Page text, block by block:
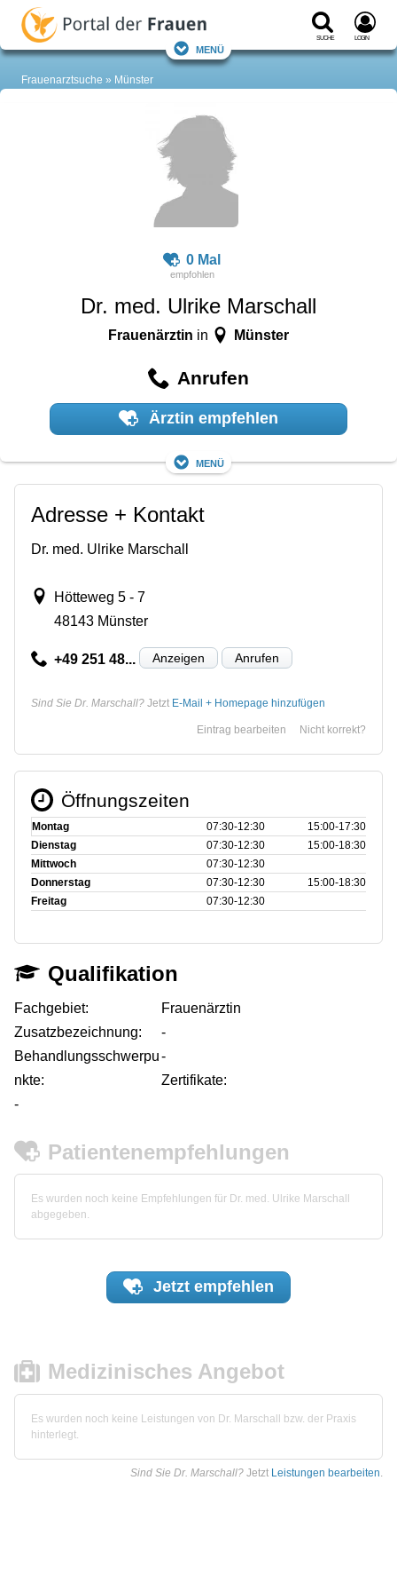
Suche Login
Menü
Frauenarztsuche Münster
0 Mal
Dr. med. Ulrike Marschall
Frauenärztin in Münster
Anrufen
Ärztin empfehlen
Menü
Adresse + Kontakt
Dr. med. Ulrike Marschall
Hötteweg 5 - 7
48143 Münster
+49 251 48... Anzeigen Anrufen
Sind Sie Dr. Marschall? Jetzt E-Mail + Homepage hinzufügen
Nicht korrekt?
Eintrag bearbeiten
Öffnungszeiten
Montag 07:30‑12:30
15:00‑17:30
Dienstag
07:30‑12:30
15:00‑18:30
Mittwoch
07:30‑12:30
Donnerstag
07:30‑12:30
15:00‑18:30
Freitag
07:30‑12:30
Qualifikation
Fachgebiet:
Frauenärztin
Zusatzbezeichnung:
-
Behandlungsschwerpu
nkte:
-
Zertifikate:
-
Patientenempfehlungen
Es wurden noch keine Empfehlungen für Dr. med. Ulrike Marschall
abgegeben.
Jetzt empfehlen
Medizinisches Angebot
Es wurden noch keine Leistungen von Dr. Marschall bzw. der Praxis
hinterlegt.
Sind Sie Dr. Marschall? Jetzt Leistungen bearbeiten.